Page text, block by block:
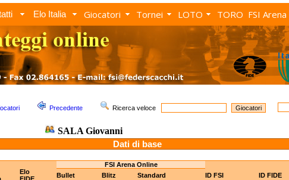
Elo Italia Giocatori Tornei LOTO TORO FSI Arena
Precedente Ricerca veloce
SALA Giovanni
Dati di base
FSI Arena Online
Elo
Bullet Blitz Standard ID FSI ID FIDE